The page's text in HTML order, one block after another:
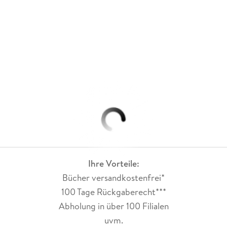
Ihre Vorteile:
Bücher versandkostenfrei*
100 Tage Rückgaberecht***
Abholung in über 100 Filialen
uvm.